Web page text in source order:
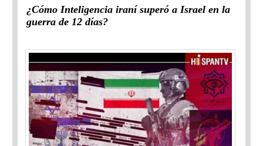
¿Cómo Inteligencia iraní superó a Israel en la
guerra de 12 días?